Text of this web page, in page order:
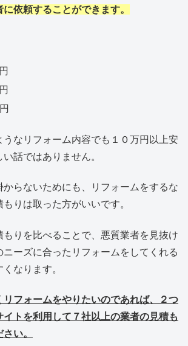
依頼することができます。
うなリフォーム内容でも１０万円以上安
話ではありません。
からないためにも、リフォームをするな
りは取った方がいいです。
もりを比べることで、悪質業者を見抜け
ニーズに合ったリフォームをしてくれる
なります。
リフォームをやりたいのであれば、２つ
イトを利用して７社以上の業者の見積も
い。